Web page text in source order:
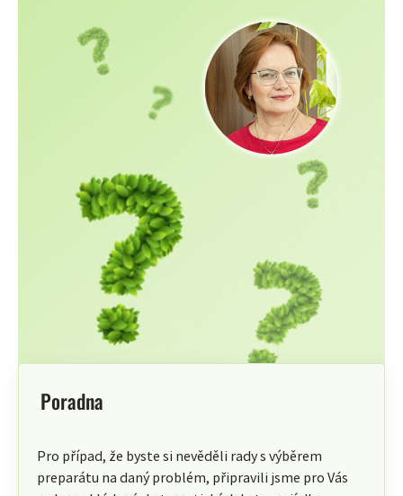
Poradna
Pro případ, že byste si nevěděli rady s výběrem
preparátu na daný problém, připravili jsme pro Vás